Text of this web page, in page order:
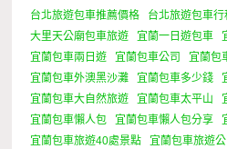
台北旅遊包車推薦價格
台北旅遊包車行
大里天公廟包車旅遊
宜蘭一日遊包車
宜蘭包車兩日遊
宜蘭包車公司 宜蘭包
宜蘭包車外澳黑沙灘
宜蘭包車多少錢
宜蘭包車大自然旅遊
宜蘭包車太平山
宜蘭包車懶人包
宜蘭包車懶人包分享
宜蘭包車旅遊40處景點
宜蘭包車旅遊公